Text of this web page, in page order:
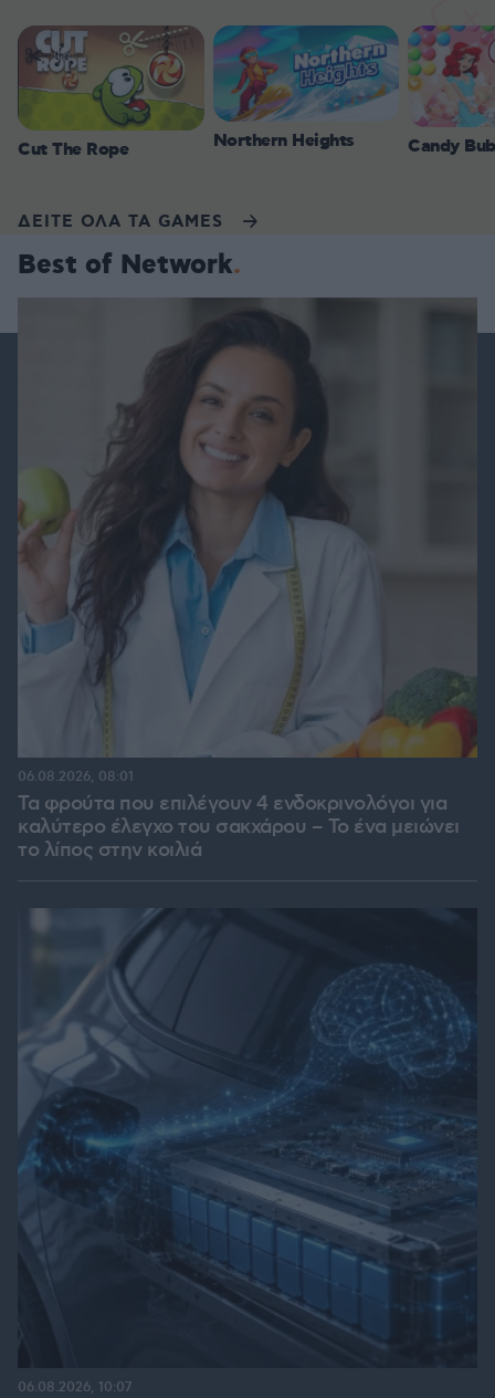
Cut The Rope Northern Heights Candy
ΔΕΙΤΕ ΟΛΑ ΤΑ GAMES
Best of Network
Τα φρούτα που επιλέγουν 4 ενδοκρινολόγοι για
καλύτερο έλεγχο του σακχάρου – Το ένα μειώνει
το λίπος στην κοιλιά
06.08.2026, 08:01
06.08.2026, 10:07